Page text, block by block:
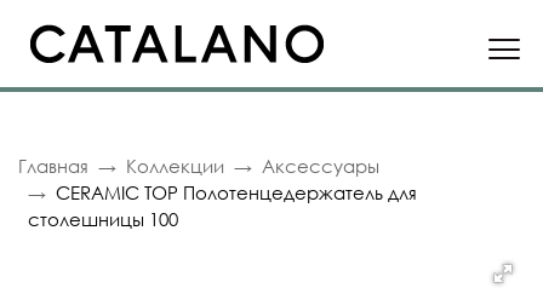
Главная Коллекции
Аксессуары
CERAMIC TOP Полотенцедержатель для
столешницы 100